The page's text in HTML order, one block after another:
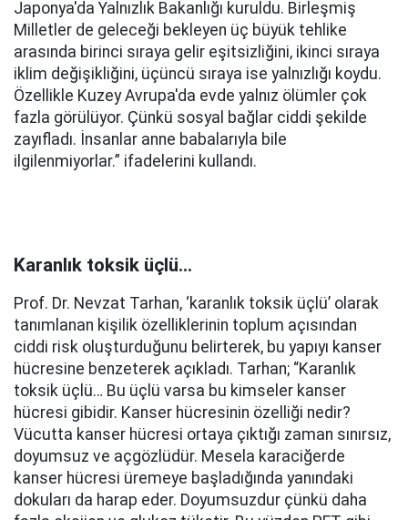
Japonya'da Yalnızlık Bakanlığı kuruldu. Birleşmiş
Milletler de geleceği bekleyen üç büyük tehlike
arasında birinci sıraya gelir eşitsizliğini, ikinci sıraya
iklim değişikliğini, üçüncü sıraya ise yalnızlığı koydu.
Özellikle Kuzey Avrupa'da evde yalnız ölümler çok
fazla görülüyor. Çünkü sosyal bağlar ciddi şekilde
zayıfladı. İnsanlar anne babalarıyla bile
ilgilenmiyorlar.” ifadelerini kullandı.
Karanlık toksik üçlü…
Prof. Dr. Nevzat Tarhan, ‘karanlık toksik üçlü’ olarak
tanımlanan kişilik özelliklerinin toplum açısından
ciddi risk oluşturduğunu belirterek, bu yapıyı kanser
hücresine benzeterek açıkladı. Tarhan; “Karanlık
toksik üçlü… Bu üçlü varsa bu kimseler kanser
hücresi gibidir. Kanser hücresinin özelliği nedir?
Vücutta kanser hücresi ortaya çıktığı zaman sınırsız,
doyumsuz ve açgözlüdür. Mesela karaciğerde
kanser hücresi üremeye başladığında yanındaki
dokuları da harap eder. Doyumsuzdur çünkü daha